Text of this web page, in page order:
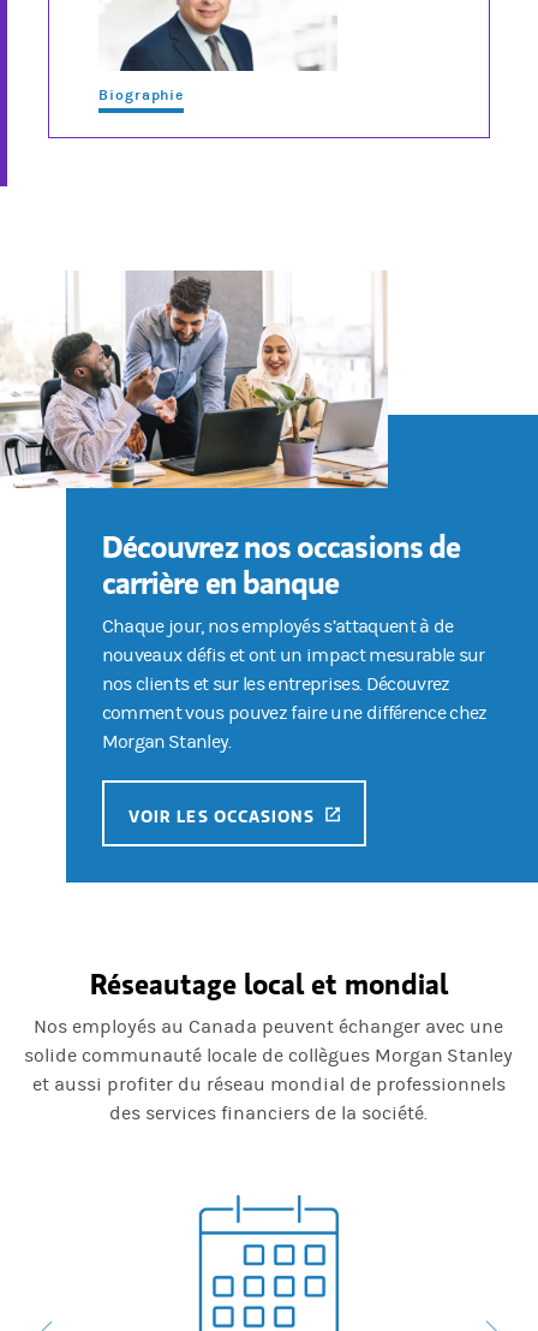
Biographie
Découvrez nos occasions de
carrière en banque
Chaque jour, nos employés s’attaquent à de
nouveaux défis et ont un impact mesurable sur
nos clients et sur les entreprises. Découvrez
comment vous pouvez faire une différence chez
Morgan Stanley.
VOIR LES OCCASIONS (OPENS IN A NEW TAB)
Réseautage local et mondial
Nos employés au Canada peuvent échanger avec une
solide communauté locale de collègues Morgan Stanley
et aussi profiter du réseau mondial de professionnels
des services financiers de la société.